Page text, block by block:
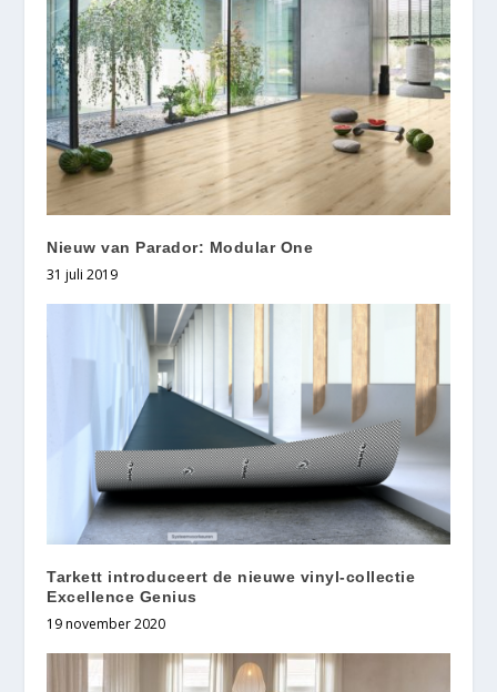
Nieuw van Parador: Modular One
31 juli 2019
Tarkett introduceert de nieuwe vinyl-collectie
Excellence Genius
19 november 2020